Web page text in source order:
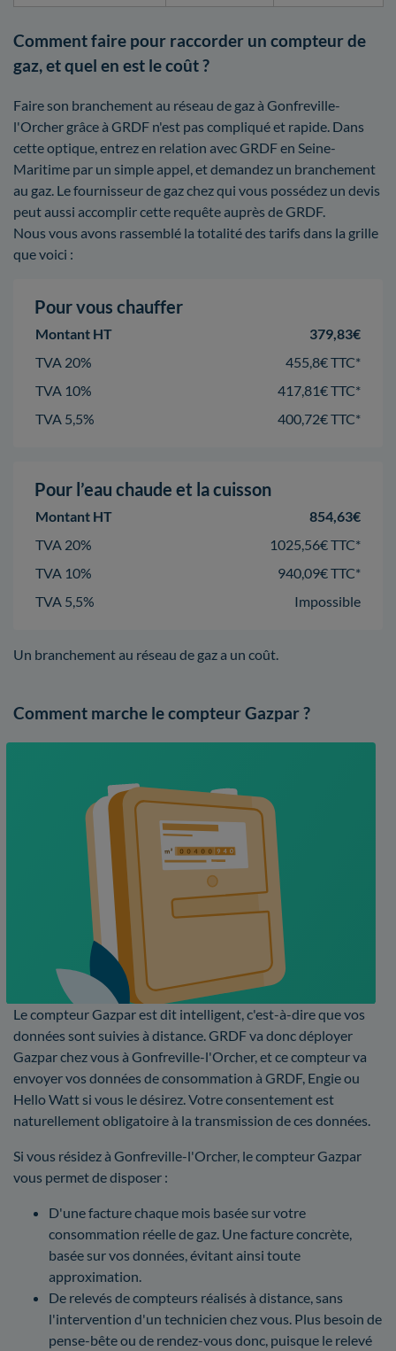
Comment faire pour raccorder un compteur de
gaz, et quel en est le coût ?
Faire son branchement au réseau de gaz à Gonfreville-
l'Orcher grâce à GRDF n'est pas compliqué et rapide. Dans
cette optique, entrez en relation avec GRDF en Seine-
Maritime par un simple appel, et demandez un branchement
au gaz. Le fournisseur de gaz chez qui vous possédez un devis
peut aussi accomplir cette requête auprès de GRDF.
Nous vous avons rassemblé la totalité des tarifs dans la grille
que voici :
Pour vous chauffer
Montant HT
379,83€
TVA 20%
455,8€ TTC*
TVA 10%
417,81€ TTC*
TVA 5,5%
400,72€ TTC*
Pour l’eau chaude et la cuisson
Montant HT
854,63€
TVA 20%
1025,56€ TTC*
TVA 10%
940,09€ TTC*
TVA 5,5%
Impossible
Un branchement au réseau de gaz a un coût.
Comment marche le compteur Gazpar ?
Le compteur Gazpar est dit intelligent, c'est-à-dire que vos
données sont suivies à distance. GRDF va donc déployer
Gazpar chez vous à Gonfreville-l'Orcher, et ce compteur va
envoyer vos données de consommation à GRDF, Engie ou
Hello Watt si vous le désirez. Votre consentement est
naturellement obligatoire à la transmission de ces données.
Si vous résidez à Gonfreville-l'Orcher, le compteur Gazpar
vous permet de disposer :
D'une facture chaque mois basée sur votre
consommation réelle de gaz. Une facture concrète,
basée sur vos données, évitant ainsi toute
approximation.
De relevés de compteurs réalisés à distance, sans
l'intervention d'un technicien chez vous. Plus besoin de
pense-bête ou de rendez-vous donc, puisque le relevé